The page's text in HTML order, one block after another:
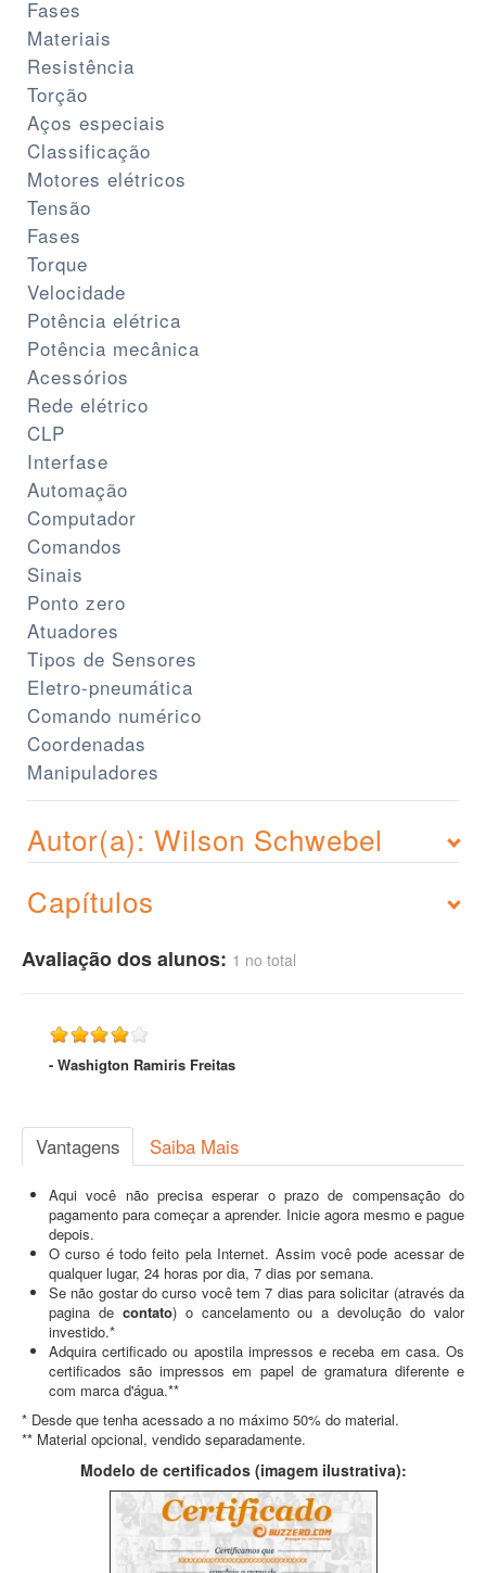
Fases
Materiais
Resistência
Torção
Aços especiais
Classificação
Motores elétricos
Tensão
Fases
Torque
Velocidade
Potência elétrica
Potência mecânica
Acessórios
Rede elétrico
CLP
Interfase
Automação
Computador
Comandos
Sinais
Ponto zero
Atuadores
Tipos de Sensores
Eletro-pneumática
Comando numérico
Coordenadas
Manipuladores
Autor(a): Wilson Schwebel
Capítulos
Avaliação dos alunos: 1 no total
- Washigton Ramiris Freitas
Vantagens Saiba Mais
Aqui você não precisa esperar o prazo de compensação do
pagamento para começar a aprender. Inicie agora mesmo e pague
depois.
O curso é todo feito pela Internet. Assim você pode acessar de
qualquer lugar, 24 horas por dia, 7 dias por semana.
Se não gostar do curso você tem 7 dias para solicitar (através da
pagina de contato) o cancelamento ou a devolução do valor
investido.*
Adquira certificado ou apostila impressos e receba em casa. Os
certificados são impressos em papel de gramatura diferente e
com marca d'água.**
* Desde que tenha acessado a no máximo 50% do material.
** Material opcional, vendido separadamente.
Modelo de certificados (imagem ilustrativa):